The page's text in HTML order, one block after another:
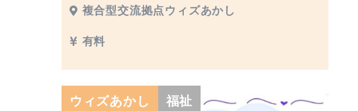
複合型交流拠点ウィズあかし
有料
ウィズあかし 福祉